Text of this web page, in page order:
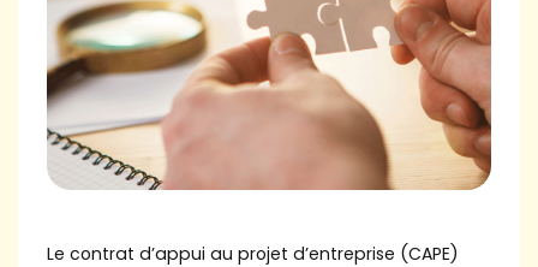
Le contrat d’appui au projet d’entreprise (CAPE)